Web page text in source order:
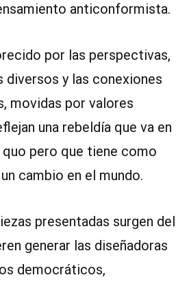
anticonformista.
por las perspectivas,
diversos y las conexiones
movidas por valores
una rebeldía que va en
pero que tiene como
cambio en el mundo.
presentadas surgen del
generar las diseñadoras
democráticos,